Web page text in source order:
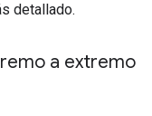
detallado.
a extremo